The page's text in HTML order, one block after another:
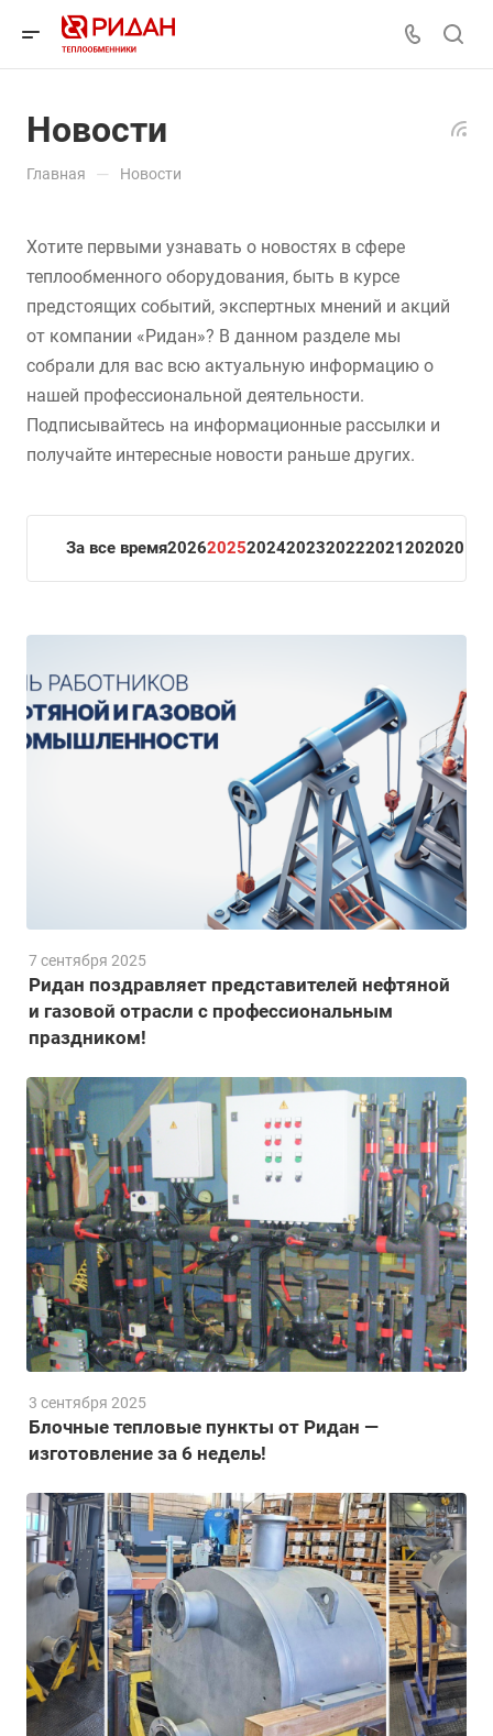
Новости
Главная — Новости
Хотите первыми узнавать о новостях в сфере
теплообменного оборудования, быть в курсе
предстоящих событий, экспертных мнений и акций
от компании «Ридан»? В данном разделе мы
собрали для вас всю актуальную информацию о
нашей профессиональной деятельности.
Подписывайтесь на информационные рассылки и
получайте интересные новости раньше других.
За все время20262025202420232022202120202019
Ридан поздравляет представителей нефтяной
и газовой отрасли с профессиональным
праздником!
7 сентября 2025
Блочные тепловые пункты от Ридан —
изготовление за 6 недель!
3 сентября 2025